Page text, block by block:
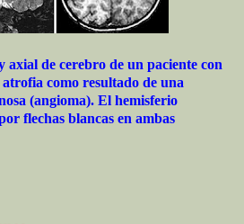
de cerebro de un paciente con
como resultado de una
(angioma). El hemisferio
flechas blancas en ambas